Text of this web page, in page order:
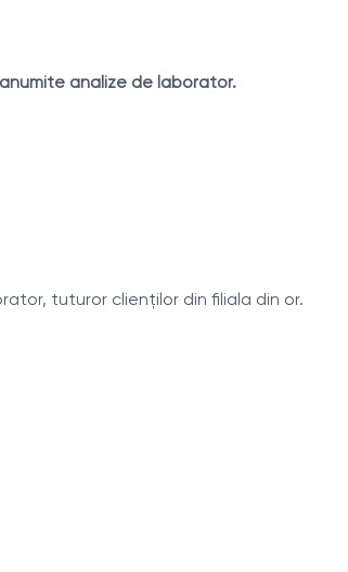
analize de laborator.
tuturor clienților din filiala din or.